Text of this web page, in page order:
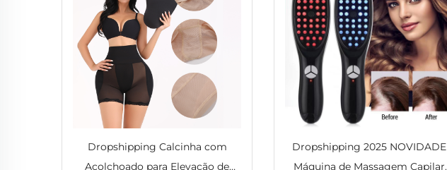
Dropshipping Calcinha com
Acolchoado para Elevação de
Dropshipping 2025 NOVIDADE
Máquina de Massagem Capilar